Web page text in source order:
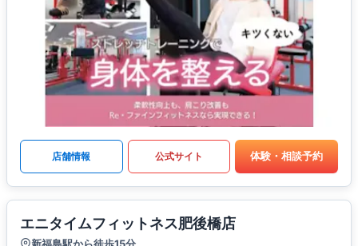
店舗情報 公式サイト 体験・相談予約
エニタイムフィットネス肥後橋店
新福島駅から徒歩15分